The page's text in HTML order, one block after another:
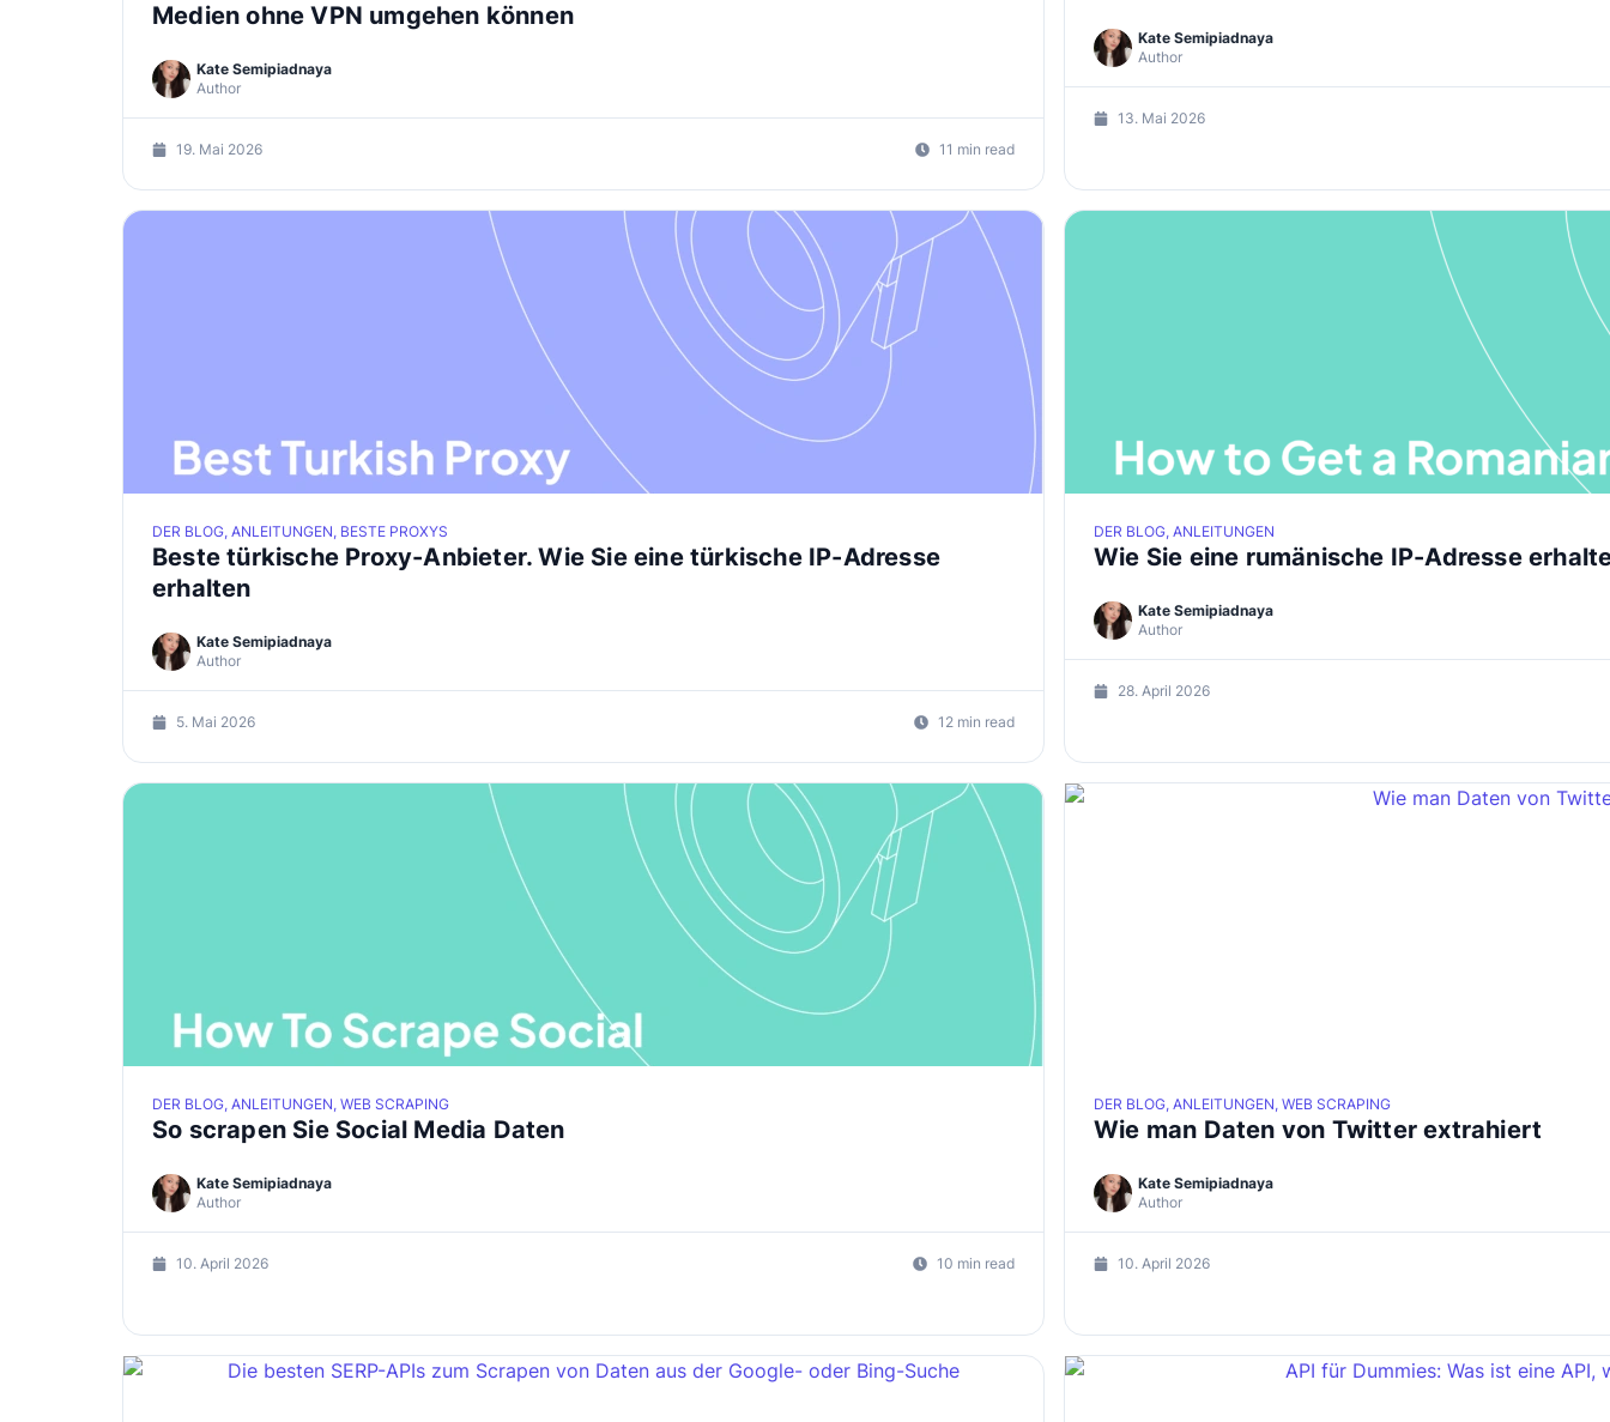
Medien ohne VPN umgehen können
Author
Kate Semipiadnaya
19. Mai 2026 11 min read
Author
Kate Semipiadnaya
13. Mai 2026
DER BLOG, ANLEITUNGEN, BESTE PROXYS
Beste türkische Proxy-Anbieter. Wie Sie eine türkische IP-Adresse
erhalten
Author
Kate Semipiadnaya
5. Mai 2026 12 min read
DER BLOG, ANLEITUNGEN
Wie Sie eine rumänische IP-Adresse
Author
Kate Semipiadnaya
28. April 2026
DER BLOG, ANLEITUNGEN, WEB SCRAPING
So scrapen Sie Social Media Daten
Author
Kate Semipiadnaya
10. April 2026 10 min read
DER BLOG, ANLEITUNGEN, WEB SCRAPING
Wie man Daten von Twitter extrahiert
Author
Kate Semipiadnaya
10. April 2026